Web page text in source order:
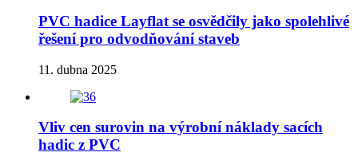
PVC hadice Layflat se osvědčily jako spolehlivé
řešení pro odvodňování staveb
11. dubna 2025
Vliv cen surovin na výrobní náklady sacích
hadic z PVC